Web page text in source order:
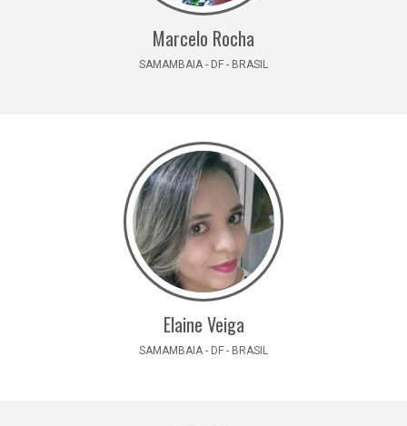
Marcelo Rocha
SAMAMBAIA - DF - BRASIL
Elaine Veiga
SAMAMBAIA - DF - BRASIL